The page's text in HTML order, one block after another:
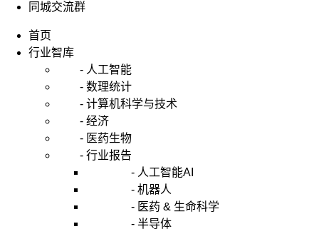
同城交流群
首页
行业智库
- 人工智能
- 数理统计
- 计算机科学与技术
- 经济
- 医药生物
- 行业报告
- 人工智能AI
- 机器人
- 医药 & 生命科学
- 半导体